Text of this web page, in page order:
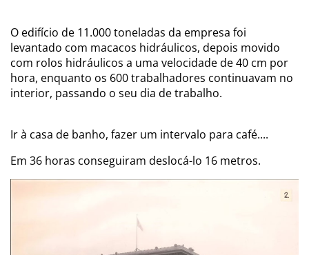
O edifício de 11.000 toneladas da empresa foi
levantado com macacos hidráulicos, depois movido
com rolos hidráulicos a uma velocidade de 40 cm por
hora, enquanto os 600 trabalhadores continuavam no
interior, passando o seu dia de trabalho.
Ir à casa de banho, fazer um intervalo para café....
Em 36 horas conseguiram deslocá-lo 16 metros.